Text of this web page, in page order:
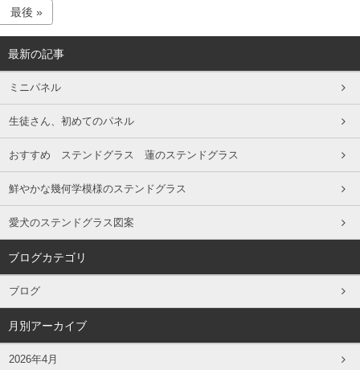
最後 »
最新の記事
ミニパネル
生徒さん、初めてのパネル
おすすめ ステンドグラス 蓮のステンドグラス
鮮やかな幾何学模様のステンドグラス
愛犬のステンドグラス図案
ブログカテゴリ
ブログ
月別アーカイブ
2026年4月